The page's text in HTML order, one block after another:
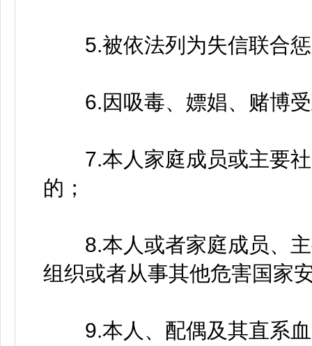
5.被依法列为失信联合惩
6.因吸毒、嫖娼、赌博受
7.本人家庭成员或主要社
的；
8.本人或者家庭成员、主
组织或者从事其他危害国家
9.本人、配偶及其直系血